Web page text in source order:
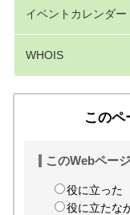
イベントカレンダー
WHOIS
このペ
このWebペー
役に立った
役に立たな